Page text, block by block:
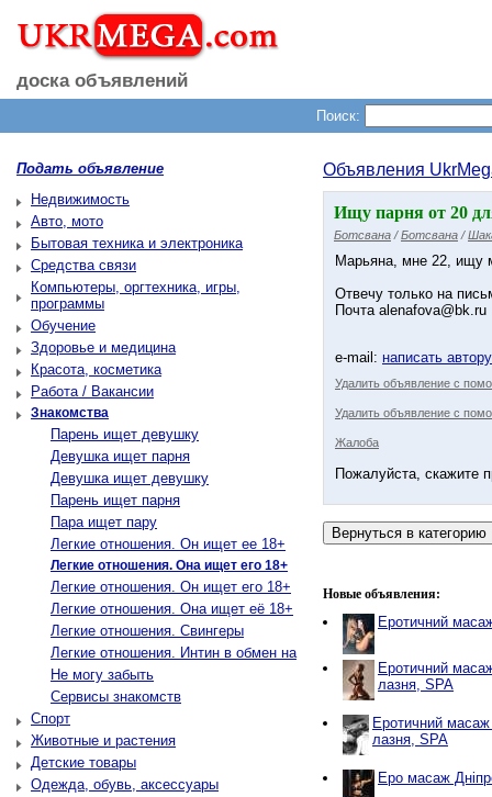
доска объявлений
Поиск:
Подать объявление
Недвижимость
Авто, мото
Бытовая техника и электроника
Средства связи
Компьютеры, оргтехника, игры,
программы
Обучение
Здоровье и медицина
Красота, косметика
Работа / Вакансии
Знакомства
Парень ищет девушку
Девушка ищет парня
Девушка ищет девушку
Парень ищет парня
Пара ищет пару
Легкие отношения. Он ищет ее 18+
Легкие отношения. Она ищет его 18+
Легкие отношения. Он ищет его 18+
Легкие отношения. Она ищет её 18+
Легкие отношения. Свингеры
Легкие отношения. Интин в обмен на
Не могу забыть
Сервисы знакомств
Спорт
Животные и растения
Детские товары
Одежда, обувь, аксессуары
Объявления
Ищу парня от 20
Ботсвана /Ботсвана /
Марьяна, мне 22, ищу
Отвечу только на
Почта alenafova@bk.ru
e-mail: написать
Удалить объявление с
Удалить объявление с
Жалоба
Пожалуйста, скажите
Новые объявления:
Еротичний
Еротичний
лазня, SPA
Еротичний
лазня, SPA
Еро масаж